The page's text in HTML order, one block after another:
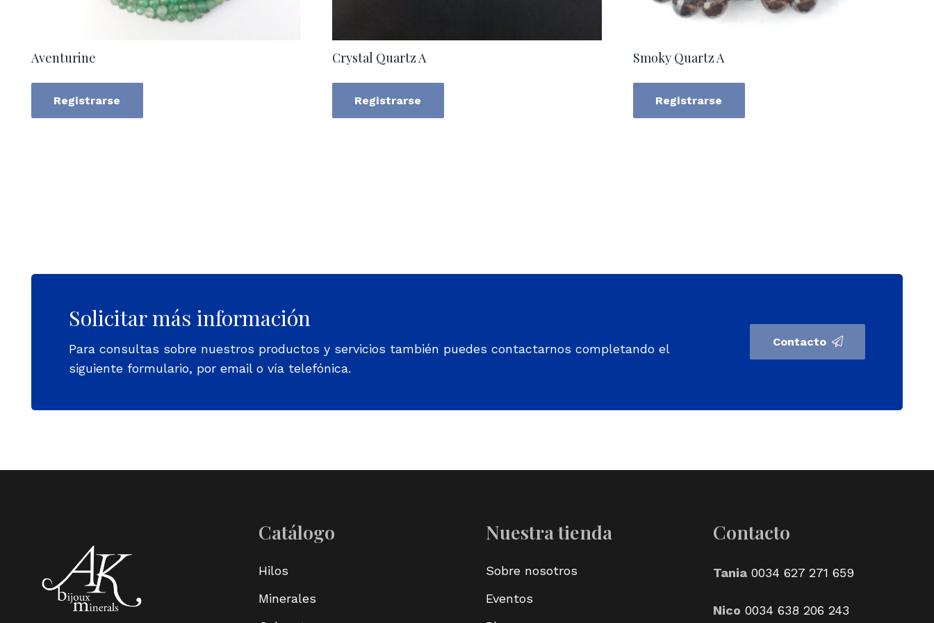
Aventurine
Registrarse
Crystal Quartz A
Registrarse
Smoky Quartz A
Registrarse
Solicitar más información
Para consultas sobre nuestros productos y servicios también puedes contactarnos completando el
siguiente formulario, por email o vía telefónica.
Contacto
Catálogo
Hilos
Minerales
Nuestra tienda
Sobre nosotros
Eventos
Contacto
Tania 0034 627 271 659
Nico 0034 638 206 243